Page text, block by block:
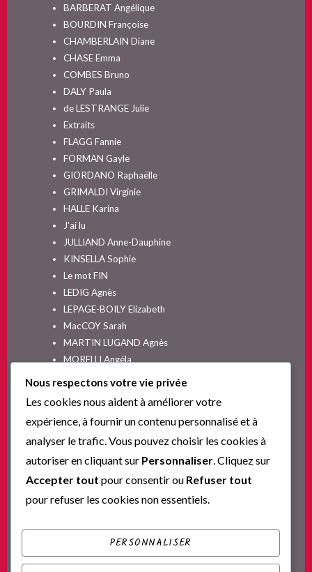
BARBERAT Angélique
BOURDIN Françoise
CHAMBERLAIN Diane
CHASE Emma
COMBES Bruno
DALY Paula
de LESTRANGE Julie
Extraits
FLAGG Fannie
FORMAN Gayle
GIORDANO Raphaëlle
GRIMALDI Virginie
HALLE Karina
J'ai lu
JULLIAND Anne-Dauphine
KINSELLA Sophie
Le mot FIN
LEDIG Agnès
LEPAGE-BOILY Elizabeth
MacCOY Sarah
MARTIN LUGAND Agnès
MORELLI Angéla
Non classé
PINGUILLY Yves
RIVA Alex
SESKIS Tina
SOLNON Jean-François
Nous respectons votre vie privée
Les cookies nous aident à améliorer votre
expérience, à fournir un contenu personnalisé et à
analyser le trafic. Vous pouvez choisir les cookies à
autoriser en cliquant sur Personnaliser . Cliquez sur
Accepter tout pour consentir ou Refuser tout
pour refuser les cookies non essentiels.
PERSONNALISER